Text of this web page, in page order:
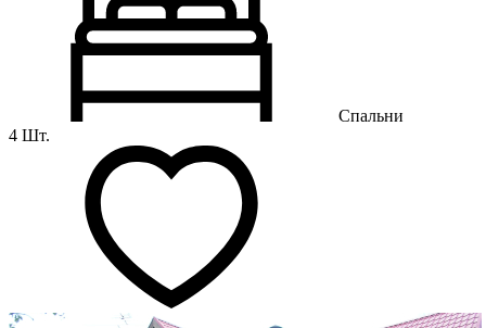
Спальни
4 Шт.